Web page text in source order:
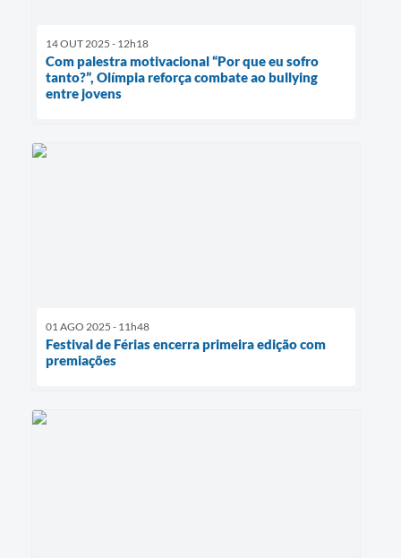
14 OUT 2025 - 12h18
Com palestra motivacional “Por que eu sofro
tanto?”, Olímpia reforça combate ao bullying
entre jovens
01 AGO 2025 - 11h48
Festival de Férias encerra primeira edição com
premiações